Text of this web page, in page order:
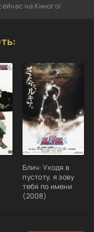
на Киного!
Блич: Уходя в
пустоту, я зову
тебя по имени
(2008)